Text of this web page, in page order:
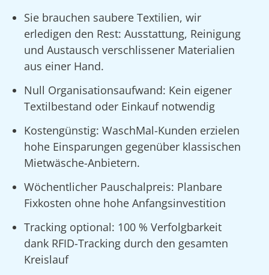
Sie brauchen saubere Textilien, wir
erledigen den Rest: Ausstattung, Reinigung
und Austausch verschlissener Materialien
aus einer Hand.
Null Organisationsaufwand: Kein eigener
Textilbestand oder Einkauf notwendig
Kostengünstig: WaschMal-Kunden erzielen
hohe Einsparungen gegenüber klassischen
Mietwäsche-Anbietern.
Wöchentlicher Pauschalpreis: Planbare
Fixkosten ohne hohe Anfangsinvestition
Tracking optional: 100 % Verfolgbarkeit
dank RFID-Tracking durch den gesamten
Kreislauf